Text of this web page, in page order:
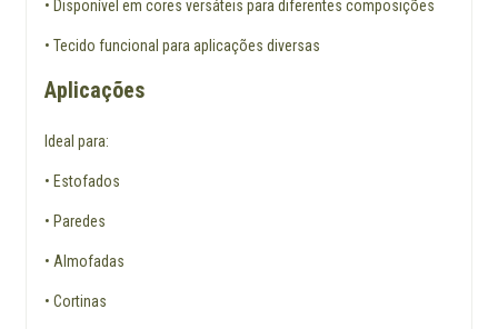
• Disponível em cores versáteis para diferentes composições
• Tecido funcional para aplicações diversas
Aplicações
Ideal para:
• Estofados
• Paredes
• Almofadas
• Cortinas